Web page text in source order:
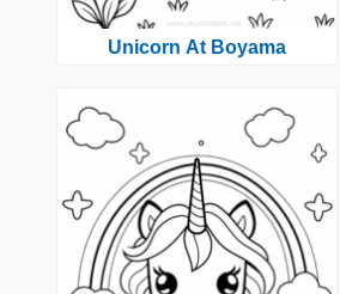
Unicorn At Boyama